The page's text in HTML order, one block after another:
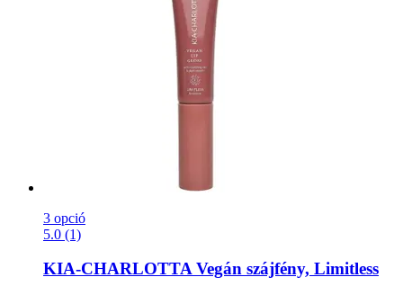
3 opció
5.0 (1)
KIA-CHARLOTTAVegán szájfény, Limitless